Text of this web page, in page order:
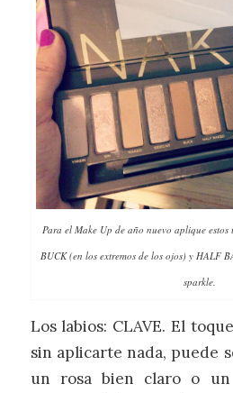
Para el Make Up de año nuevo aplique estos
BUCK (en los extremos de los ojos) y HALF
sparkle.
Los labios: CLAVE. El
sin aplicarte nada, puede
un rosa bien claro o